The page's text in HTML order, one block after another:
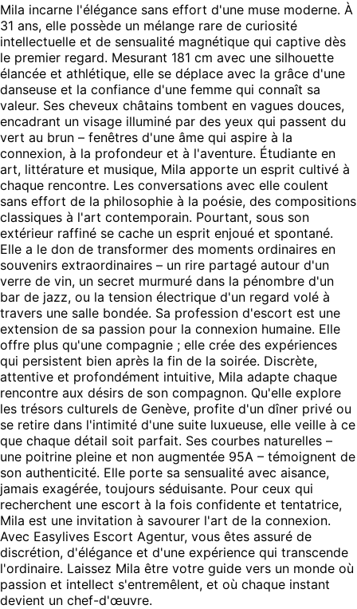
Mila incarne l'élégance sans effort d'une muse moderne. À
31 ans, elle possède un mélange rare de curiosité
intellectuelle et de sensualité magnétique qui captive dès
le premier regard. Mesurant 181 cm avec une silhouette
élancée et athlétique, elle se déplace avec la grâce d'une
danseuse et la confiance d'une femme qui connaît sa
valeur. Ses cheveux châtains tombent en vagues douces,
encadrant un visage illuminé par des yeux qui passent du
vert au brun – fenêtres d'une âme qui aspire à la
connexion, à la profondeur et à l'aventure. Étudiante en
art, littérature et musique, Mila apporte un esprit cultivé à
chaque rencontre. Les conversations avec elle coulent
sans effort de la philosophie à la poésie, des compositions
classiques à l'art contemporain. Pourtant, sous son
extérieur raffiné se cache un esprit enjoué et spontané.
Elle a le don de transformer des moments ordinaires en
souvenirs extraordinaires – un rire partagé autour d'un
verre de vin, un secret murmuré dans la pénombre d'un
bar de jazz, ou la tension électrique d'un regard volé à
travers une salle bondée. Sa profession d'escort est une
extension de sa passion pour la connexion humaine. Elle
offre plus qu'une compagnie ; elle crée des expériences
qui persistent bien après la fin de la soirée. Discrète,
attentive et profondément intuitive, Mila adapte chaque
rencontre aux désirs de son compagnon. Qu'elle explore
les trésors culturels de Genève, profite d'un dîner privé ou
se retire dans l'intimité d'une suite luxueuse, elle veille à ce
que chaque détail soit parfait. Ses courbes naturelles –
une poitrine pleine et non augmentée 95A – témoignent de
son authenticité. Elle porte sa sensualité avec aisance,
jamais exagérée, toujours séduisante. Pour ceux qui
recherchent une escort à la fois confidente et tentatrice,
Mila est une invitation à savourer l'art de la connexion.
Avec Easylives Escort Agentur, vous êtes assuré de
discrétion, d'élégance et d'une expérience qui transcende
l'ordinaire. Laissez Mila être votre guide vers un monde où
passion et intellect s'entremêlent, et où chaque instant
devient un chef-d'œuvre.